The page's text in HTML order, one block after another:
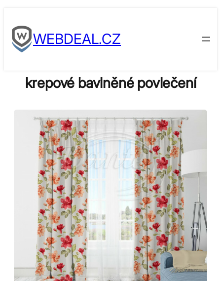
to
contentWEBDEAL.CZ
krepové bavlněné povlečení